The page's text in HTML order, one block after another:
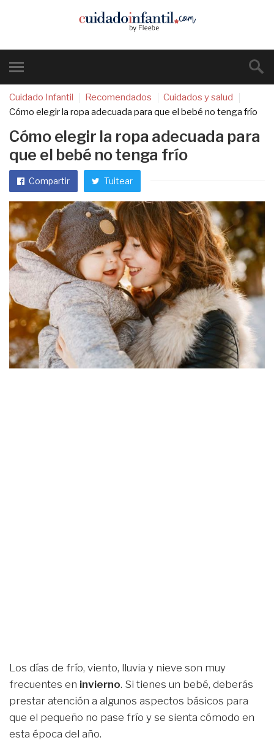
Cuidado Infantil Recomendados
Cuidados y salud
Cómo elegir la ropa adecuada para que el bebé no tenga frío
Cómo elegir la ropa adecuada para
que el bebé no tenga frío
Compartir Tuitear
Los días de frío, viento, lluvia y nieve son muy
frecuentes en invierno. Si tienes un bebé, deberás
prestar atención a algunos aspectos básicos para
que el pequeño no pase frío y se sienta cómodo en
esta época del año.